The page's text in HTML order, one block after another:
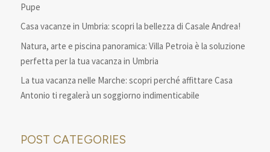
Pupe
Casa vacanze in Umbria: scopri la bellezza di Casale Andrea!
Natura, arte e piscina panoramica: Villa Petroia è la soluzione
perfetta per la tua vacanza in Umbria
La tua vacanza nelle Marche: scopri perché affittare Casa
Antonio ti regalerà un soggiorno indimenticabile
POST CATEGORIES